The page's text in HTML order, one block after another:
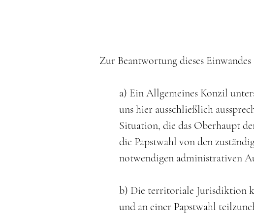
Zur Beantwortung dieses
a) Ein Allgemeines Konzil
uns hier ausschließlich
Situation, die das Oberhaupt
die Papstwahl von den
notwendigen administrativen
b) Die territoriale Jurisdiktion
und an einer Papstwahl